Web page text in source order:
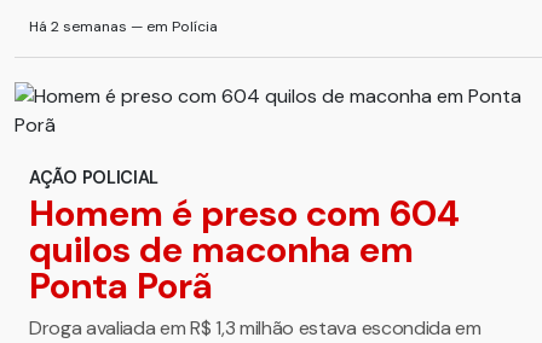
Há 2 semanas — em Polícia
AÇÃO POLICIAL
Homem é preso com 604
quilos de maconha em
Ponta Porã
Droga avaliada em R$ 1,3 milhão estava escondida em